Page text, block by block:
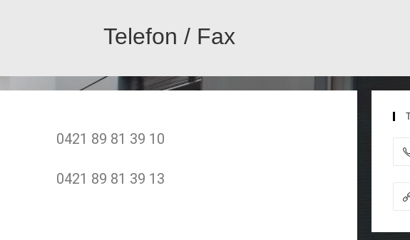
Telefon / Fax
0421 89 81 39 10
0421 89 81 39 13